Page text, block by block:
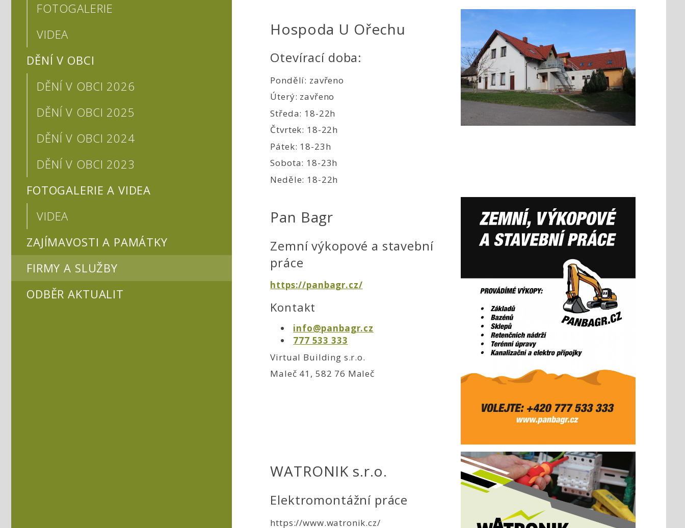
FOTOGALERIE
VIDEA
DĚNÍ V OBCI
DĚNÍ V OBCI 2026
DĚNÍ V OBCI 2025
DĚNÍ V OBCI 2024
DĚNÍ V OBCI 2023
FOTOGALERIE A VIDEA
VIDEA
ZAJÍMAVOSTI A PAMÁTKY
FIRMY A SLUŽBY
ODBĚR AKTUALIT
Hospoda U Ořechu
Otevírací doba:
Pondělí: zavřeno
Úterý: zavřeno
Středa: 18-22h
Čtvrtek: 18-22h
Pátek: 18-23h
Sobota: 18-23h
Neděle: 18-22h
Pan Bagr
Zemní výkopové a stavební
práce
https://panbagr.cz/
Kontakt
info@panbagr.cz
777 533 333
Virtual Building s.r.o.
Maleč 41, 582 76 Maleč
WATRONIK s.r.o.
Elektromontážní práce
https://www.watronik.cz/